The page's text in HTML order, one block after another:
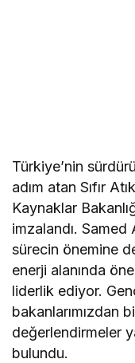
Türkiye’nin
adım atan Sıfır
Kaynaklar
imzalandı. Samed
sürecin önemine
enerji alanında
liderlik ediyor.
bakanlarımızdan
değerlendirmeler
bulundu.